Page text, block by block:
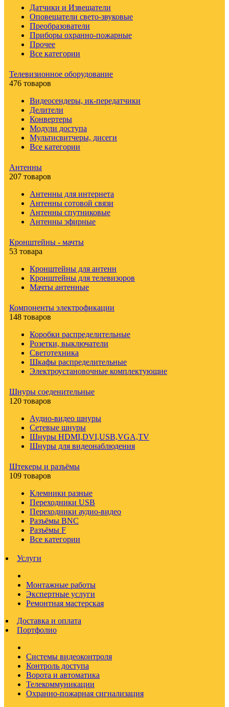
Датчики и Извещатели
Оповещатели свето-звуковые
Преобразователи
Приборы охранно-пожарные
Прочее
Все категории
Телевизионное оборудование
476 товаров
Видеосендеры, ик-передатчики
Делители
Конвертеры
Модули доступа
Мультисвитчеры, дисеги
Все категории
Антенны
207 товаров
Антенны для интернета
Антенны сотовой связи
Антенны спутниковые
Антенны эфирные
Кронштейны - мачты
53 товара
Кронштейны для антенн
Кронштейны для телевизоров
Мачты антенные
Компоненты электрофикации
148 товаров
Коробки распределительные
Розетки, выключатели
Светотехника
Шкафы распределительные
Электроустановочные комплектующие
Шнуры соеденительные
120 товаров
Аудио-видео шнуры
Сетевые шнуры
Шнуры HDMI,DVI,USB,VGA,TV
Шнуры для видеонаблюдения
Штекеры и разъёмы
109 товаров
Клемники разные
Переходники USB
Переходники аудио-видео
Разъёмы BNC
Разъёмы F
Все категории
Услуги
Монтажные работы
Экспертные услуги
Ремонтная мастерская
Доставка и оплата
Портфолио
Системы видеоконтроля
Контроль доступа
Ворота и автоматика
Телекоммуникации
Охранно-пожарная сигнализация